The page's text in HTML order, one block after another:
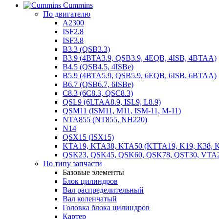
Cummins
По двигателю
A2300
ISF2.8
ISF3.8
B3.3 (QSB3.3)
B3.9 (4BTA3.9, QSB3.9, 4EQB, 4ISB, 4BTAA)
B4.5 (QSB4.5, 4ISBe)
B5.9 (4BTA5.9, QSB5.9, 6EQB, 6ISB, 6BTAA)
B6.7 (QSB6.7, 6ISBe)
C8.3 (6C8.3, QSC8.3)
QSL9 (6LTAA8.9, ISL9, L8.9)
QSM11 (ISM11, M11, ISM-11, M-11)
NTA855 (NT855, NH220)
N14
QSX15 (ISX15)
KTA19, KTA38, KTA50 (KTTA19, K19, K38,
QSK23, QSK45, QSK60, QSK78, QST30,
По типу запчасти
Базовые элементы
Блок цилиндров
Вал распределительный
Вал коленчатый
Головка блока цилиндров
Картер